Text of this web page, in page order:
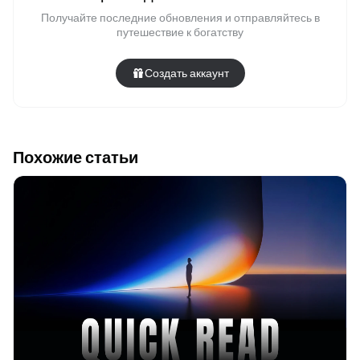
Получайте последние обновления и отправляйтесь в
путешествие к богатству
Создать аккаунт
Похожие статьи